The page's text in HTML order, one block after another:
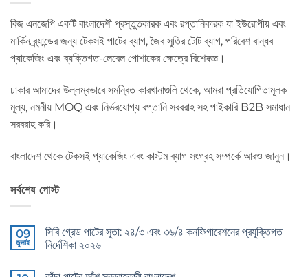
বিজ এনজেপি একটি বাংলাদেশী প্রস্তুতকারক এবং রপ্তানিকারক যা ইউরোপীয় এবং
মার্কিন ব্র্যান্ডের জন্য টেকসই পাটের ব্যাগ, জৈব সুতির টোট ব্যাগ, পরিবেশ বান্ধব
প্যাকেজিং এবং ব্যক্তিগত-লেবেল পোশাকের ক্ষেত্রে বিশেষজ্ঞ।
ঢাকার আমাদের উল্লম্বভাবে সমন্বিত কারখানাগুলি থেকে, আমরা প্রতিযোগিতামূলক
মূল্য, নমনীয় MOQ এবং নির্ভরযোগ্য রপ্তানি সরবরাহ সহ পাইকারি B2B সমাধান
সরবরাহ করি।
বাংলাদেশ থেকে টেকসই প্যাকেজিং এবং কাস্টম ব্যাগ সংগ্রহ সম্পর্কে আরও জানুন।
সর্বশেষ পোস্ট
09
জুলাই
সিবি গ্রেড পাটের সুতা: ২৪/৩ এবং ৩৬/৪ কনফিগারেশনের প্রযুক্তিগত
নির্দেশিকা ২০২৬